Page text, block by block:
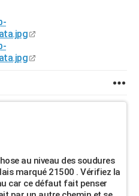
au niveau des soudures
marqué 21500 . Vérifiez la
car ce défaut fait penser